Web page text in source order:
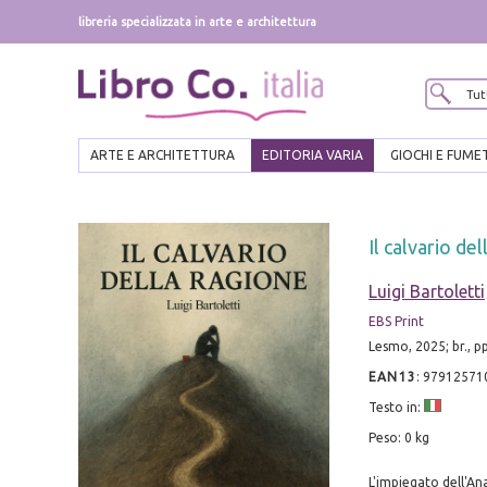
libreria specializzata in arte e architettura
ARTE E ARCHITETTURA EDITORIA VARIA GIOCHI E
Il calvario
Luigi Bartoletti
EBS Print
Lesmo, 2025; br.,
EAN13 :
Testo in:
Peso: 0 kg
L'impiegato